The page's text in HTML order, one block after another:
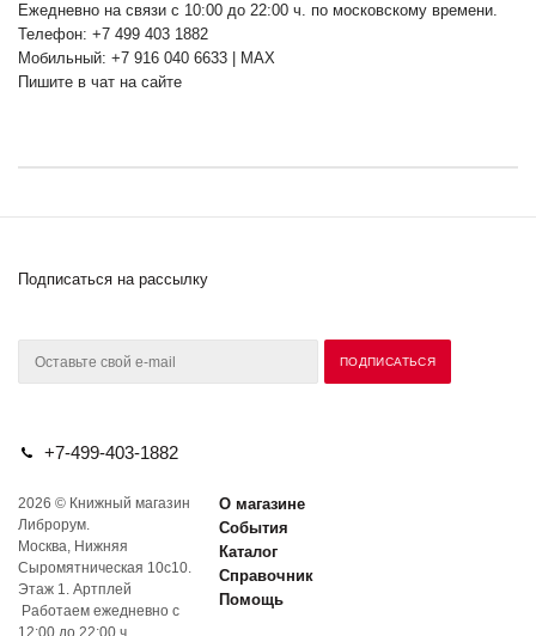
Ежедневно на связи с 10:00 до 22:00 ч. по московскому времени.
Телефон: +7 499 403 1882
Мобильный: +7 916 040 6633 | MAX
Пишите в чат на сайте
Подписаться на рассылку
+7-499-403-1882
2026 © Книжный магазин
Либрорум.
Москва, Нижняя
Сыромятническая 10с10.
Этаж 1. Артплей
Работаем ежедневно с
12:00 до 22:00 ч.
О магазине
События
Каталог
Справочник
Помощь